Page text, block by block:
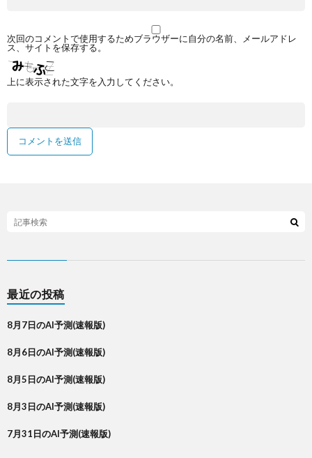
次回のコメントで使用するためブラウザーに自分の名前、メールアドレ
ス、サイトを保存する。
上に表示された文字を入力してください。
最近の投稿
8月7日のAI予測(速報版)
8月6日のAI予測(速報版)
8月5日のAI予測(速報版)
8月3日のAI予測(速報版)
7月31日のAI予測(速報版)